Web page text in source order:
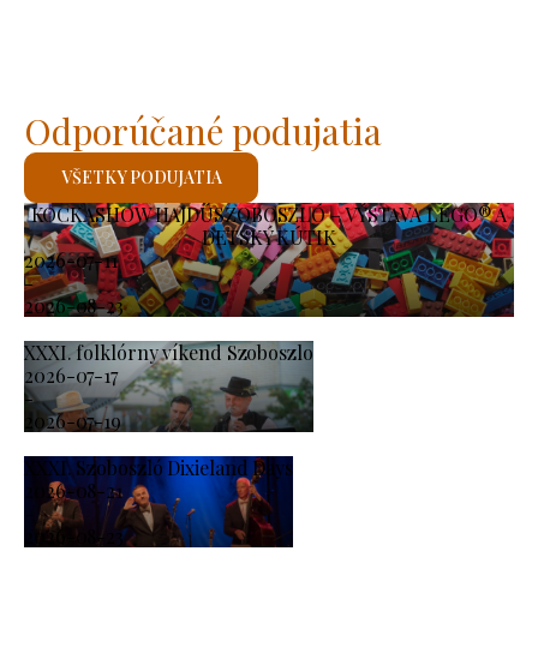
KOCKASHOW HAJDÚSZOBOSZLÓ – VÝSTAVA LEGO® A
DETSKÝ KÚTIK
2026-07-11
-
2026-08-23
XXXI. folklórny víkend Szoboszlo
2026-07-17
-
2026-07-19
XXXI. Szoboszló Dixieland Days
2026-08-21
-
2026-08-23
Odporúčané podujatia
VŠETKY PODUJATIA